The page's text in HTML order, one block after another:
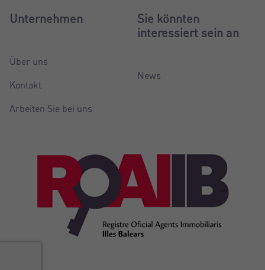
Unternehmen
Über uns
Kontakt
Arbeiten Sie bei uns
Sie könnten
interessiert sein an
News